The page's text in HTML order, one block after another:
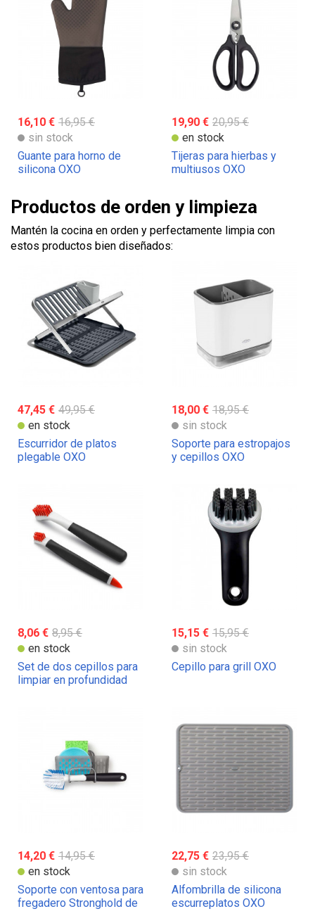
16,10 € 16,95 €
sin stock
Guante para horno de
silicona OXO
19,90 € 20,95 €
en stock
Tijeras para hierbas y
multiusos OXO
Productos de orden y limpieza
Mantén la cocina en orden y perfectamente limpia con
estos productos bien diseñados:
47,45 € 49,95 €
en stock
Escurridor de platos
plegable OXO
18,00 € 18,95 €
sin stock
Soporte para estropajos
y cepillos OXO
8,06 € 8,95 €
en stock
Set de dos cepillos para
limpiar en profundidad
15,15 € 15,95 €
sin stock
Cepillo para grill OXO
14,20 € 14,95 €
en stock
Soporte con ventosa para
fregadero Stronghold de
22,75 € 23,95 €
sin stock
Alfombrilla de silicona
escurreplatos OXO